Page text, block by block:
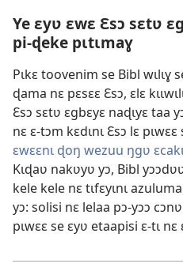
Ye ɛyʋ ɛwɛ Ɛsɔ sɛtʋ
pi-ɖeke pɩtɩmaɣ
Pɩkɛ toovenim se Bibl wɩlɩɣ
ɖama nɛ pɛsɛɛ Ɛsɔ, ɛlɛ
Ɛsɔ sɛtʋ ɛgbɛyɛ naɖɩyɛ taa
nɛ ɛ-tɔm kɛdɩnɩ Ɛsɔ lɛ
ɛwɛɛnɩ ɖoŋ wezuu ŋgʋ
Kɩɖaʋ nakʋyʋ yɔ, Bibl
kele kele nɛ tɩfɛyɩnɩ
yɔ: solisi nɛ lelaa pɔ-yɔɔ
pɩwɛɛ se ɛyʋ etaapisi ɛ-tɩ